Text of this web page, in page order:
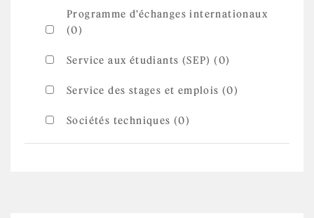
Programme d'échanges internationaux
(0)
Service aux étudiants (SEP) (0)
Service des stages et emplois (0)
Sociétés techniques (0)